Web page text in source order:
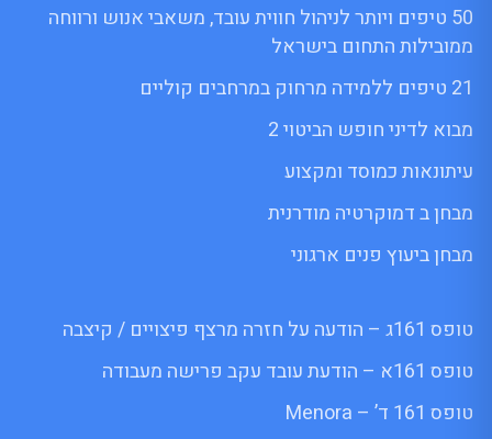
50 טיפים ויותר לניהול חווית עובד, משאבי אנוש ורווחה
ממובילות התחום בישראל
21 טיפים ללמידה מרחוק במרחבים קוליים
מבוא לדיני חופש הביטוי 2
עיתונאות כמוסד ומקצוע
מבחן ב דמוקרטיה מודרנית
מבחן ביעוץ פנים ארגוני
טופס 161ג – הודעה על חזרה מרצף פיצויים / קיצבה
טופס 161א – הודעת עובד עקב פרישה מעבודה
טופס 161 ד’ – Menora